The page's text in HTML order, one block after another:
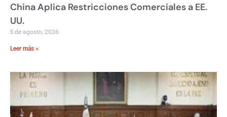
China Aplica Restricciones Comerciales a EE.
UU.
5 de agosto, 2026
Leer más »